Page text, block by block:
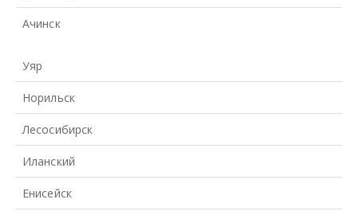
Ачинск
Уяр
Норильск
Лесосибирск
Иланский
Енисейск